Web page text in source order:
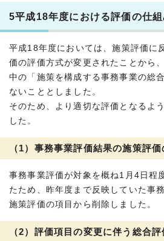
5平成18年度における評価の仕
平成18年度においては、施策評価に
価の評価方式が変更されたことから
中の「施策を構成する事務事業の総
ないこととしました。
そのため、より適切な評価となるよ
した。
（1）事務事業評価結果の施策評
事務事業評価が対象を概ね1月4日程
たため、昨年度まで反映していた事
施策評価の項目から削除しました。
（2）評価項目の変更に伴う総合